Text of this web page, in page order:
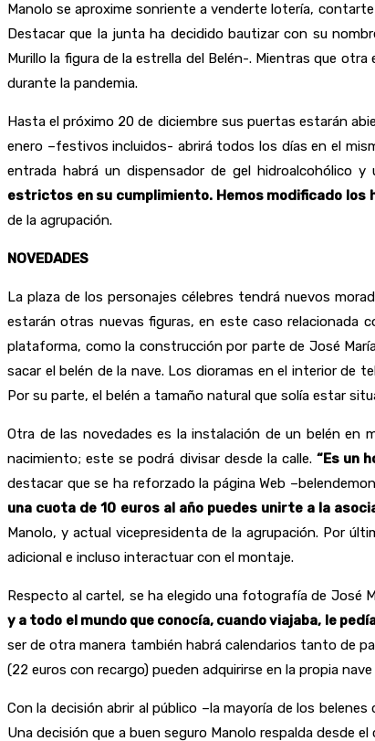
Manolo se aproxime sonriente a venderte lotería,
Destacar que la junta ha decidido bautizar con su
Murillo la figura de la estrella del Belén-. Mientras que
durante la pandemia.
Hasta el próximo 20 de diciembre sus puertas estarán
enero –festivos incluidos- abrirá todos los días en el
entrada habrá un dispensador de gel hidroalcohólico y
estrictos en su cumplimiento. Hemos modificado los
de la agrupación.
NOVEDADES
La plaza de los personajes célebres tendrá nuevos
estarán otras nuevas figuras, en este caso relacionada
plataforma, como la construcción por parte de José
sacar el belén de la nave. Los dioramas en el interior de
Por su parte, el belén a tamaño natural que solía estar
Otra de las novedades es la instalación de un belén en
nacimiento; este se podrá divisar desde la calle. “Es un
destacar que se ha reforzado la página Web
una cuota de 10 euros al año puedes unirte a la
Manolo, y actual vicepresidenta de la agrupación. Por
adicional e incluso interactuar con el montaje.
Respecto al cartel, se ha elegido una fotografía de José
y a todo el mundo que conocía, cuando viajaba, le
ser de otra manera también habrá calendarios tanto de
(22 euros con recargo) pueden adquirirse en la propia
Con la decisión abrir al público –la mayoría de los
Una decisión que a buen seguro Manolo respalda desde el